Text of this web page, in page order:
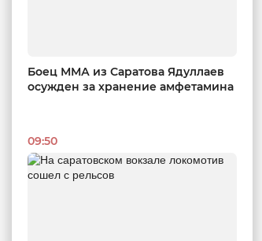
Боец ММА из Саратова Ядуллаев
осужден за хранение амфетамина
09:50